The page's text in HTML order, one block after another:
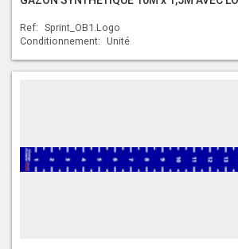
Ref: Sprint_OB1.Logo
Conditionnement: Unité